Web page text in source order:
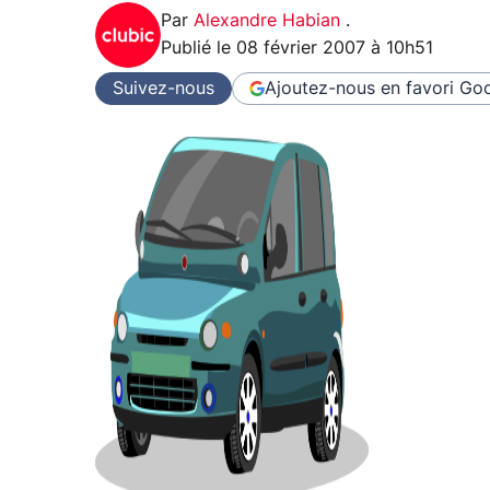
Par Alexandre Habian .
Publié le 08 février 2007 à 10h51
Suivez-nous Ajoutez-nous en favori